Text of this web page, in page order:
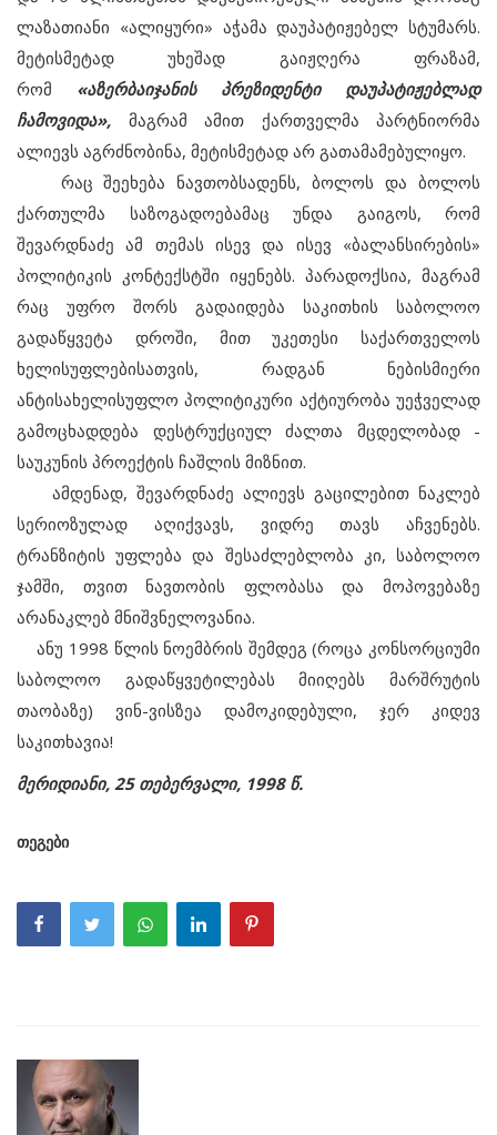
ლაზათიანი «ალიყური» აჭამა დაუპატიჟებელ სტუმარს.
მეტისმეტად უხეშად გაიჟღერა ფრაზამ,
რომ «აზერბაიჯანის პრეზიდენტი დაუპატიჟებლად
ჩამოვიდა», მაგრამ ამით ქართველმა პარტნიორმა
ალიევს აგრძნობინა, მეტისმეტად არ გათამამებულიყო.
რაც შეეხება ნავთობსადენს, ბოლოს და ბოლოს
ქართულმა საზოგადოებამაც უნდა გაიგოს, რომ
შევარდნაძე ამ თემას ისევ და ისევ «ბალანსირების»
პოლიტიკის კონტექსტში იყენებს. პარადოქსია, მაგრამ
რაც უფრო შორს გადაიდება საკითხის საბოლოო
გადაწყვეტა დროში, მით უკეთესი საქართველოს
ხელისუფლებისათვის, რადგან ნებისმიერი
ანტისახელისუფლო პოლიტიკური აქტიურობა უეჭველად
გამოცხადდება დესტრუქციულ ძალთა მცდელობად -
საუკუნის პროექტის ჩაშლის მიზნით.
ამდენად, შევარდნაძე ალიევს გაცილებით ნაკლებ
სერიოზულად აღიქვავს, ვიდრე თავს აჩვენებს.
ტრანზიტის უფლება და შესაძლებლობა კი, საბოლოო
ჯამში, თვით ნავთობის ფლობასა და მოპოვებაზე
არანაკლებ მნიშვნელოვანია.
ანუ 1998 წლის ნოემბრის შემდეგ (როცა კონსორციუმი
საბოლოო გადაწყვეტილებას მიიღებს მარშრუტის
თაობაზე) ვინ-ვისზეა დამოკიდებული, ჯერ კიდევ
საკითხავია!
მერიდიანი, 25 თებერვალი, 1998 წ.
თეგები